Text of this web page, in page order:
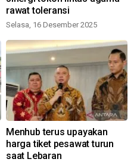
rawat toleransi
Selasa, 16 Desember 2025
Menhub terus upayakan
harga tiket pesawat turun
saat Lebaran